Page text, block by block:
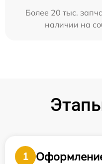
Более 20 тыс.
наличии на
1